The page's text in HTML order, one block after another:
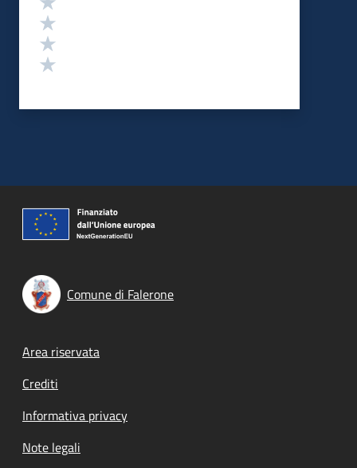
Comune di Falerone
Footer menu
Area riservata
Crediti
Informativa privacy
Note legali